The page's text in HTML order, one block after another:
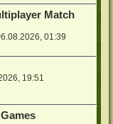
Match
01:39
19:51